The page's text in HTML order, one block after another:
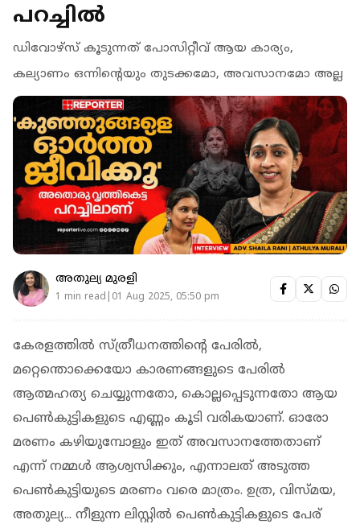
പറച്ചിൽ
ഡിവോഴ്‌സ് കൂടുന്നത് പോസിറ്റീവ് ആയ കാര്യം,
കല്യാണം ഒന്നിന്റെയും തുടക്കമോ, അവസാനമോ അല്ല
അതുല്യ മുരളി
1 min read|01 Aug 2025, 05:50 pm
കേരളത്തിൽ സ്ത്രീധനത്തിന്‍റെ പേരിൽ,
മറ്റെന്തൊക്കെയോ കാരണങ്ങളുടെ പേരിൽ
ആത്മഹത്യ ചെയ്യുന്നതോ, കൊല്ലപ്പെടുന്നതോ ആയ
പെൺകുട്ടികളുടെ എണ്ണം കൂടി വരികയാണ്. ഓരോ
മരണം കഴിയുമ്പോളും ഇത് അവസാനത്തേതാണ്
എന്ന് നമ്മൾ ആശ്വസിക്കും, എന്നാലത് അടുത്ത
പെൺകുട്ടിയുടെ മരണം വരെ മാത്രം. ഉത്ര, വിസ്മയ,
അതുല്യ... നീളുന്ന ലിസ്റ്റിൽ പെൺകുട്ടികളുടെ പേര്